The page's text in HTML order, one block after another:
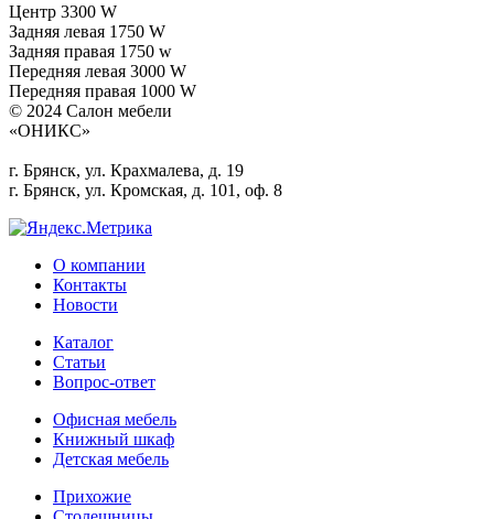
Центр 3300 W
Задняя левая 1750 W
Задняя правая 1750 w
Передняя левая 3000 W
Передняя правая 1000 W
© 2024 Салон мебели
«ОНИКС»
г. Брянск, ул. Крахмалева, д. 19
г. Брянск, ул. Кромская, д. 101, оф. 8
О компании
Контакты
Новости
Каталог
Статьи
Вопрос-ответ
Офисная мебель
Книжный шкаф
Детская мебель
Прихожие